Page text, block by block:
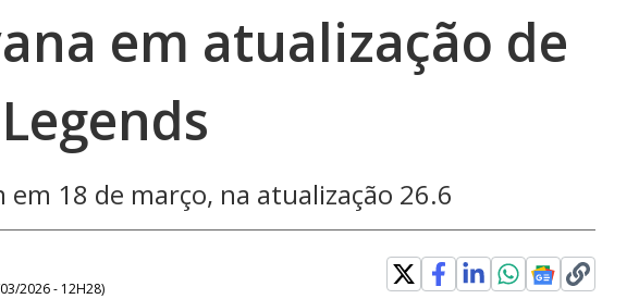
em atualização de
em 18 de março, na atualização 26.6
2026 - 12H28)